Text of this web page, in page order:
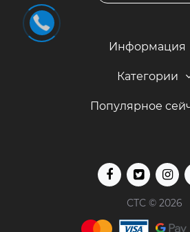
Информация
Категории
Популярное
СТС © 2026